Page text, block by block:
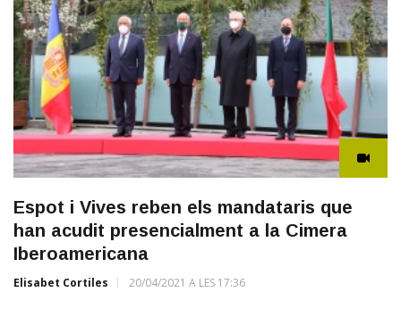
Espot i Vives reben els mandataris que
han acudit presencialment a la Cimera
Iberoamericana
Elisabet Cortiles 20/04/2021 A LES 17:36